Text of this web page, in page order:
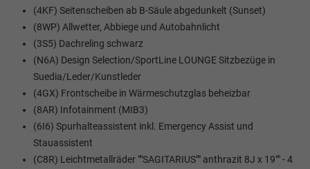
(4KF) Seitenscheiben ab B-Säule abgedunkelt (Sunset)
(8WP) Allwetter, Abbiege und Autobahnlicht
(3S5) Dachreling schwarz
(N6A) Design Selection/SportLine LOUNGE Sitzbezüge in
Suedia/Leder/Kunstleder
(4GX) Frontscheibe in Wärmeschutzglas beheizbar
(8AR) Infotainment (MIB3)
(6I6) Spurhalteassistent inkl. Emergency Assist und
Stauassistent
(C8R) Leichtmetallräder ""SAGITARIUS"" anthrazit 8J x 19"" - 4